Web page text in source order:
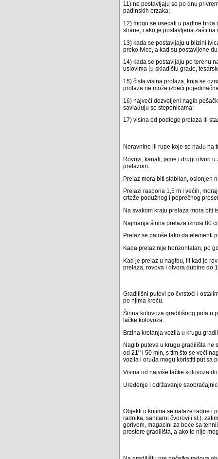
11) ne postavljaju se po dnu
padinskih brzaka;
12) mogu se usecati u padine
strane, i ako je postavljena
13) kada se postavljaju u blizini
preko ivice, a kad su postavljene
14) kada se postavljaju po terenu
uslovima (u skladištu građe,
15) čista visina prolaza, koja se
prolaza ne može izbeći
16) najveći dozvoljeni nagib
savlađuju se stepenicama;
17) visina od podloge prolaza ili
Neravnine ili rupe koje se nađu na
Rovovi, kanali, jame i drugi otvori
prelazom.
Prelaz mora biti stabilan, oslonjen
Prelazi raspona 1,5 m i većih,
crteže podužnog i poprečnog
Na svakom kraju prelaza mora biti
Najmanja širina prelaza iznosi 80
Prelaz se patoše tako da elementi
Kada prelaz nije horizontalan, po
Kad je prelaz u nagibu, ili kad je
prelaza, rovova i otvora dubine do
Gradilišni putevi po čvrstoći i
po njima kreću.
Širina kolovoza gradilišnog puta u
tačke kolovoza.
Brzina kretanja vozila u krugu
Nagib puteva u krugu gradilišta ne
od 21o i 50 min, s tim što se veći
vozila i oruđa mogu koristiti put sa
Visina od najviše tačke kolovoza
Uređenje i održavanje
Objekti u kojima se nalaze radne i
radnika, sanitarni čvorovi i sl.),
gorivom, magacini za boce sa
prostore gradilišta, a ako to nije